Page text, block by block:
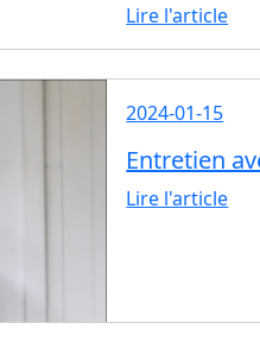
Lire l'article
2024-01-15
Entretien
Lire l'article